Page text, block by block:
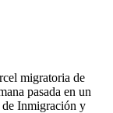
migratoria de
pasada en un
de Inmigración y